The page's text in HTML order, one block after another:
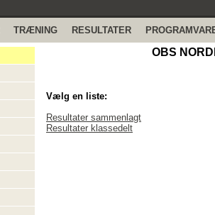
TRÆNING RESULTATER
OBS
Vælg en liste:
Resultater sammenlagt
Resultater klassedelt